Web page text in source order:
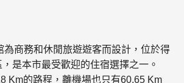
為商務和休閒旅遊遊客而設計，位於得
是本市最受歡迎的住宿選擇之一。
Km的路程，離機場也只有60.65 Km